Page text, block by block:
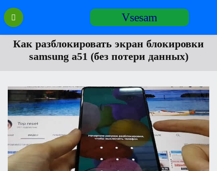
Перейти
содержанию
Vsesam
Как разблокировать экран блокировки
samsung a51 (без потери данных)